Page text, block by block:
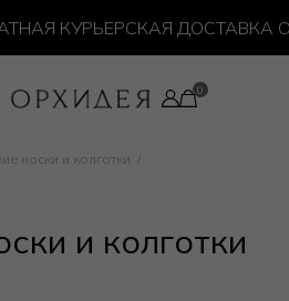
КУРЬЕРСКАЯ ДОСТАВКА
носки и колготки
и колготки